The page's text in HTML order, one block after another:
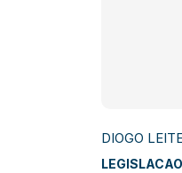
DIOGO
SOUTELINHO